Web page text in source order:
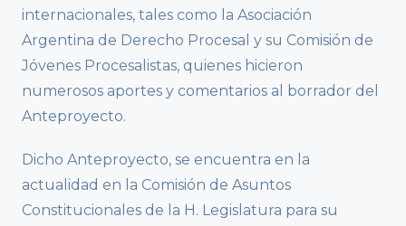
internacionales, tales como la Asociación
Argentina de Derecho Procesal y su Comisión de
Jóvenes Procesalistas, quienes hicieron
numerosos aportes y comentarios al borrador del
Anteproyecto.
Dicho Anteproyecto, se encuentra en la
actualidad en la Comisión de Asuntos
Constitucionales de la H. Legislatura para su